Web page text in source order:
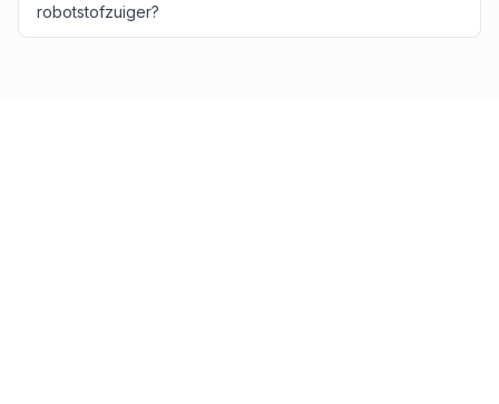
robotstofzuiger?